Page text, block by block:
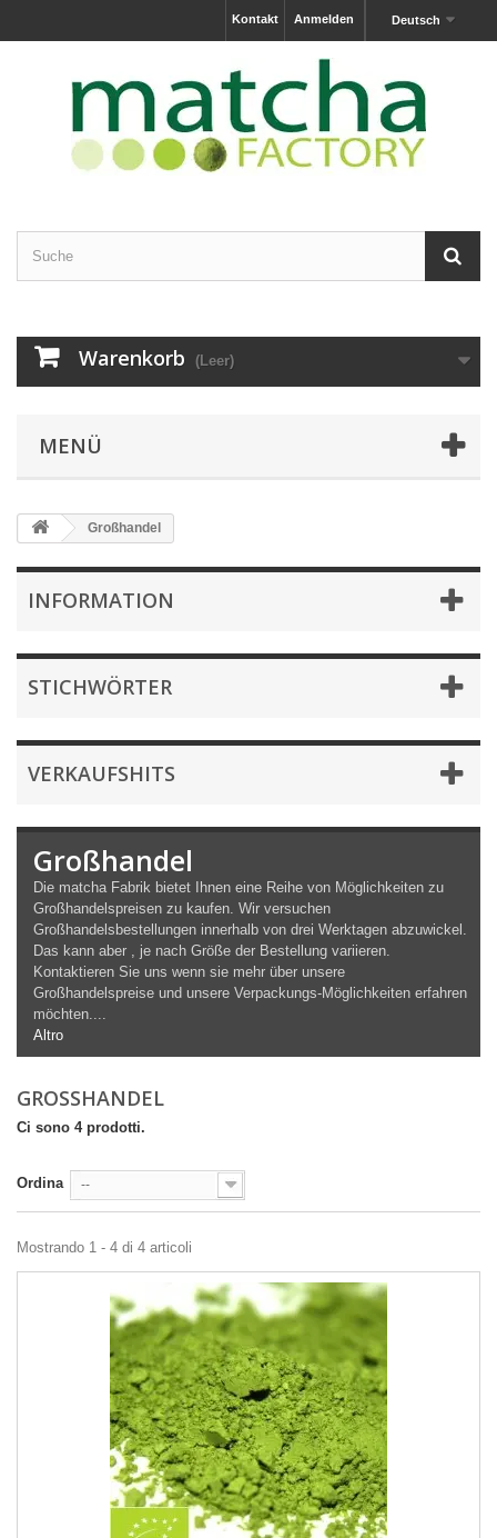
Deutsch
Anmelden
Kontakt
Warenkorb (Leer)
MENÜ
Großhandel
INFORMATION
STICHWÖRTER
VERKAUFSHITS
Großhandel
Die matcha Fabrik bietet Ihnen eine Reihe von Möglichkeiten zu
Großhandelspreisen zu kaufen. Wir versuchen
Großhandelsbestellungen innerhalb von drei Werktagen abzuwickel.
Das kann aber , je nach Größe der Bestellung variieren.
Kontaktieren Sie uns wenn sie mehr über unsere
Großhandelspreise und unsere Verpackungs-Möglichkeiten erfahren
möchten....
Altro
GROSSHANDEL
Ci sono 4 prodotti.
Ordina --
Mostrando 1 - 4 di 4 articoli